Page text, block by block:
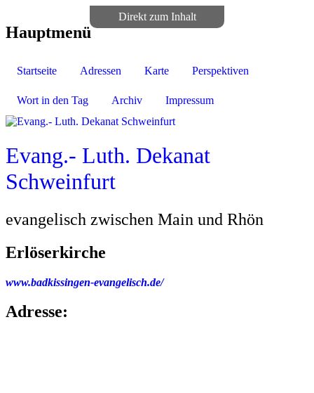
Direkt zum Inhalt
Hauptmenü
Startseite Adressen Karte Perspektiven
Wort in den Tag Archiv Impressum
Evang.- Luth. Dekanat
Schweinfurt
evangelisch zwischen Main und Rhön
Erlöserkirche
www.badkissingen-evangelisch.de/
Adresse: